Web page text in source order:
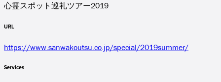
心霊スポット巡礼ツアー2019
URL
https://www.sanwakoutsu.co.jp/special/2019summer/
Services